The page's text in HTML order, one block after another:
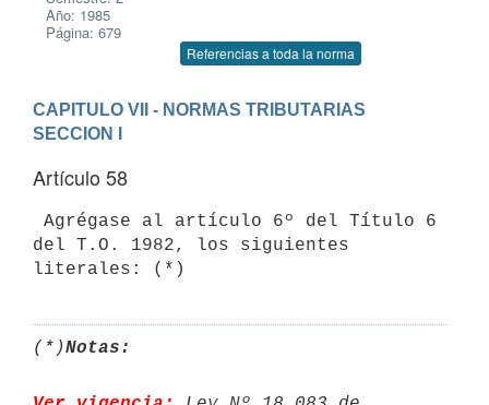
Año: 1985
Página: 679
Referencias a toda la norma
CAPITULO VII - NORMAS TRIBUTARIAS
SECCION I
Artículo 58
del T.O. 1982, los siguientes
literales: (*)
(*)Notas: